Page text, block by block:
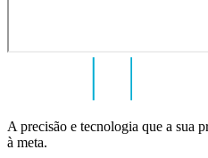
A precisão e tecnologia que a sua
à meta.